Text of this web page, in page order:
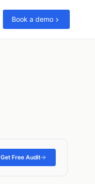
Book a demo
Get Free Audit